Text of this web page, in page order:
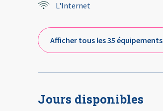
L'Internet
Afficher tous les 35 équipements
Jours disponibles